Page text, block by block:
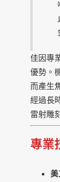
佳因專
優勢。
而產生
經過長
雷射雕
專業
美